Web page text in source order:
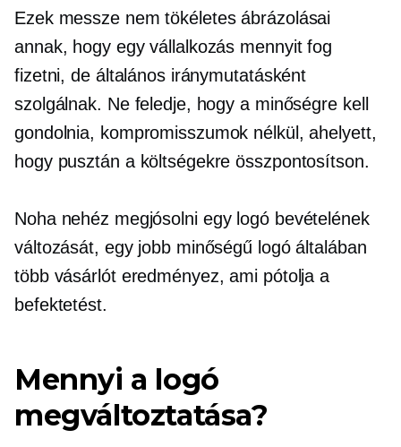
Ezek messze nem tökéletes ábrázolásai
annak, hogy egy vállalkozás mennyit fog
fizetni, de általános iránymutatásként
szolgálnak. Ne feledje, hogy a minőségre kell
gondolnia, kompromisszumok nélkül, ahelyett,
hogy pusztán a költségekre összpontosítson.
Noha nehéz megjósolni egy logó bevételének
változását, egy jobb minőségű logó általában
több vásárlót eredményez, ami pótolja a
befektetést.
Mennyi a logó
megváltoztatása?